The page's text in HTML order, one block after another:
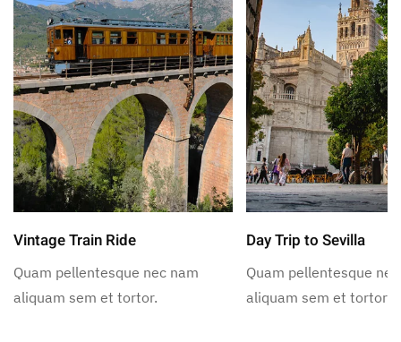
Vintage Train Ride
Quam pellentesque nec nam
aliquam sem et tortor.
Day Trip to Sevilla
Quam pellentesque
aliquam sem et tortor.